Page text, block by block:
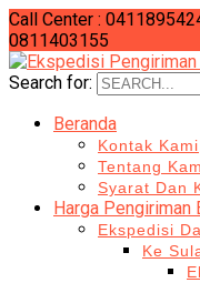
Call Center :
0811403155
Search for:
Beranda
Kontak Kami
Tentang
Syarat Dan
Harga Pengiriman
Ekspedisi
Ke